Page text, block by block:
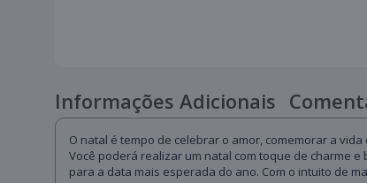
Informações Adicionais
O natal é tempo de celebrar o amor, comemorar a
Você poderá realizar um natal com toque de charme
para a data mais esperada do ano. Com o intuito de